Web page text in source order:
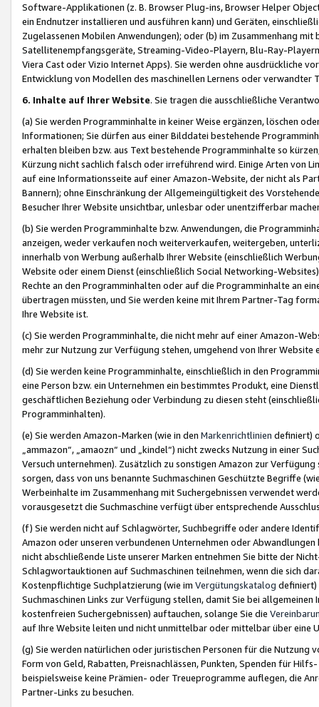
Software-Applikationen (z. B. Browser Plug-ins, Browser Helper
ein Endnutzer installieren und ausführen kann) und Geräten,
Zugelassenen Mobilen Anwendungen); oder (b) im Zusammenhang
Satellitenempfangsgeräte, Streaming-Video-Playern, Blu-Ray-
Viera Cast oder Vizio Internet Apps). Sie werden ohne ausdrückliche
Entwicklung von Modellen des maschinellen Lernens oder
6. Inhalte auf Ihrer Website. Sie tragen die ausschließliche
(a) Sie werden Programminhalte in keiner Weise ergänzen, löschen
Informationen; Sie dürfen aus einer Bilddatei bestehende
erhalten bleiben bzw. aus Text bestehende Programminhalte so
Kürzung nicht sachlich falsch oder irreführend wird. Einige Arten von
auf eine Informationsseite auf einer Amazon-Website, der nicht als
Bannern); ohne Einschränkung der Allgemeingültigkeit des
Besucher Ihrer Website unsichtbar, unlesbar oder unentzifferbar
(b) Sie werden Programminhalte bzw. Anwendungen, die
anzeigen, weder verkaufen noch weiterverkaufen, weitergeben,
innerhalb von Werbung außerhalb Ihrer Website (einschließlich
Website oder einem Dienst (einschließlich Social Networking-
Rechte an den Programminhalten oder auf die Programminhalte an
übertragen müssten, und Sie werden keine mit Ihrem Partner-Tag
Ihre Website ist.
(c) Sie werden Programminhalte, die nicht mehr auf einer Amazon-
mehr zur Nutzung zur Verfügung stehen, umgehend von Ihrer
(d) Sie werden keine Programminhalte, einschließlich in den
eine Person bzw. ein Unternehmen ein bestimmtes Produkt, eine
geschäftlichen Beziehung oder Verbindung zu diesen steht
Programminhalten).
(e) Sie werden Amazon-Marken (wie in den Markenrichtlinien definiert)
„ammazon“, „amaozn“ und „kindel“) nicht zwecks Nutzung in einer
Versuch unternehmen). Zusätzlich zu sonstigen Amazon zur
sorgen, dass von uns benannte Suchmaschinen Geschützte Begriffe
Werbeinhalte im Zusammenhang mit Suchergebnissen verwendet
vorausgesetzt die Suchmaschine verfügt über entsprechende
(f) Sie werden nicht auf Schlagwörter, Suchbegriffe oder andere
Amazon oder unseren verbundenen Unternehmen oder
nicht abschließende Liste unserer Marken entnehmen Sie bitte der
Schlagwortauktionen auf Suchmaschinen teilnehmen, wenn die sich
Kostenpflichtige Suchplatzierung (wie im Vergütungskatalog definiert)
Suchmaschinen Links zur Verfügung stellen, damit Sie bei
kostenfreien Suchergebnissen) auftauchen, solange Sie die
auf Ihre Website leiten und nicht unmittelbar oder mittelbar über eine
(g) Sie werden natürlichen oder juristischen Personen für die Nutzung
Form von Geld, Rabatten, Preisnachlässen, Punkten, Spenden für
beispielsweise keine Prämien- oder Treueprogramme auflegen, die
Partner-Links zu besuchen.